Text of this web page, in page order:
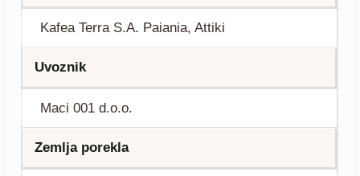
Kafea Terra S.A. Paiania, Attiki
Uvoznik
Maci 001 d.o.o.
Zemlja porekla